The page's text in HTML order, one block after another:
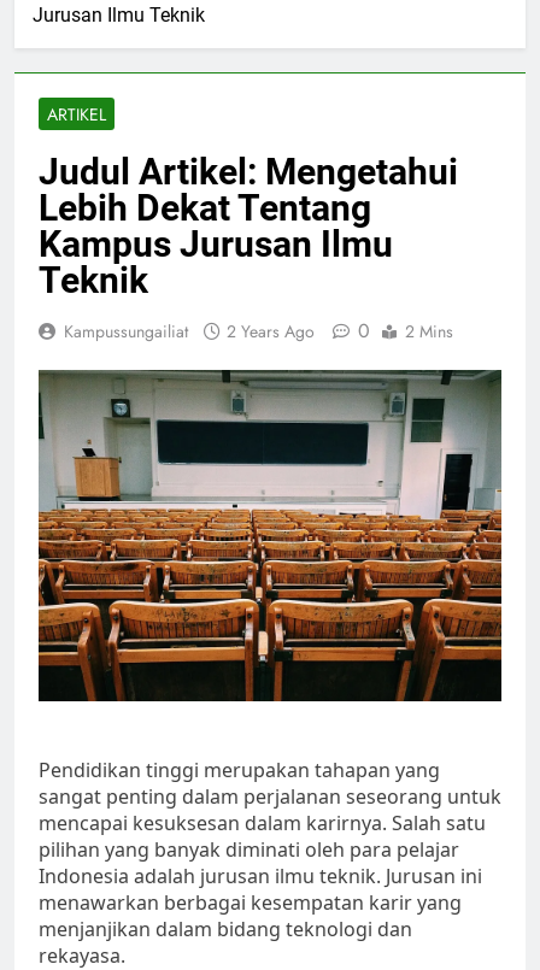
Jurusan Ilmu Teknik
ARTIKEL
Judul Artikel: Mengetahui
Lebih Dekat Tentang
Kampus Jurusan Ilmu
Teknik
Kampussungailiat 2 Years Ago 0 2 Mins
Pendidikan tinggi merupakan tahapan yang
sangat penting dalam perjalanan seseorang untuk
mencapai kesuksesan dalam karirnya. Salah satu
pilihan yang banyak diminati oleh para pelajar
Indonesia adalah jurusan ilmu teknik. Jurusan ini
menawarkan berbagai kesempatan karir yang
menjanjikan dalam bidang teknologi dan
rekayasa.